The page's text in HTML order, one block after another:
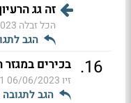
זה גג
הכל זבלה
הגב
16
. בכירים במגזר
זיו06/06/2023 20:01
הגב לתגובה